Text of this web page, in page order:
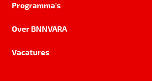
Programma's
Over BNNVARA
Vacatures